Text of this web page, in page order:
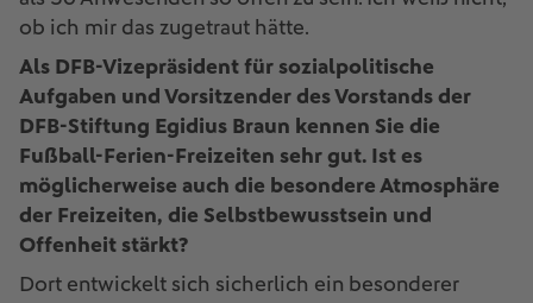
ob ich mir das zugetraut hätte.
Als DFB-Vizepräsident für sozialpolitische
Aufgaben und Vorsitzender des Vorstands der
DFB-Stiftung Egidius Braun kennen Sie die
Fußball-Ferien-Freizeiten sehr gut. Ist es
möglicherweise auch die besondere Atmosphäre
der Freizeiten, die Selbstbewusstsein und
Offenheit stärkt?
Dort entwickelt sich sicherlich ein besonderer